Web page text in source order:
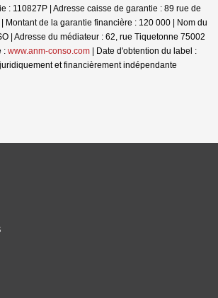
: 110827P | Adresse caisse de garantie : 89 rue de
Montant de la garantie financière : 120 000 | Nom du
| Adresse du médiateur : 62, rue Tiquetonne 75002
: www.anm-conso.com | Date d'obtention du label :
et financièrement indépendante